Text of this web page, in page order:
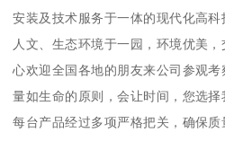
安装及技术服务于一体的现代化高科
人文、生态环境于一园，环境优美
心欢迎全国各地的朋友来公司参观
量如生命的原则，会让时间，您选
每台产品经过多项严格把关，确保